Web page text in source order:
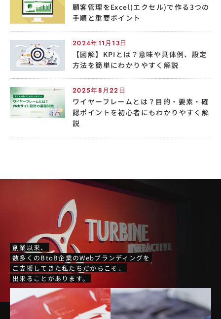
顧客管理をExcel(エクセル)で作る3つの
手順と重要ポイント
2024年11月13日
【図解】KPIとは？意味や具体例、設定
方法を簡単にわかりやすく解説
2025年8月22日
ワイヤーフレームとは？目的・要素・確
認ポイントを初心者にもわかりやすく解
説
創業以来、
数多くのBtoB企業のWebブランディングを
ご支援してきた私たちだからこそ、
出来ることがあります。